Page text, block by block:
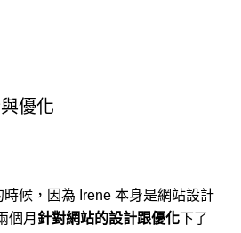
優化
時候，因為 Irene 本身是網站設計
個月 針對網站的設計跟優化下了